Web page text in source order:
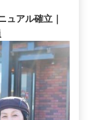
ュアル確立｜